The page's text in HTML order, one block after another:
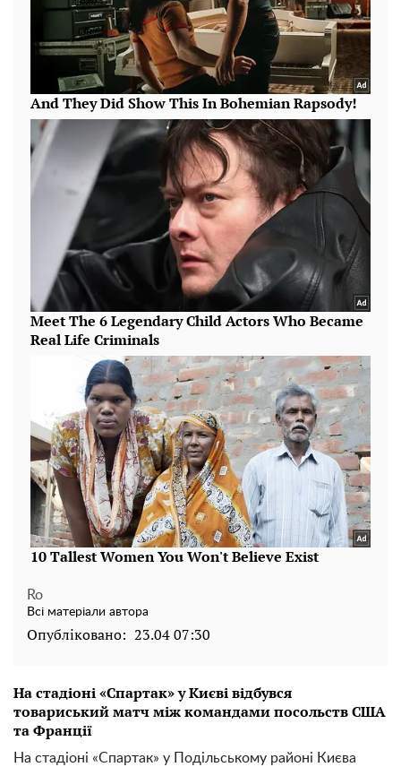
Ro
Всі матеріали автора
Опубліковано: 23.04 07:30
На стадіоні «Спартак» у Києві відбувся
товариський матч між командами посольств США
та Франції
На стадіоні «Спартак» у Подільському районі Києва